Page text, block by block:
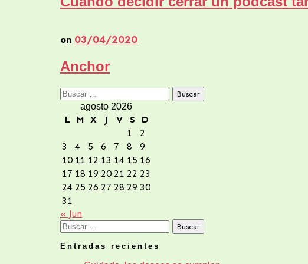
on 03/04/2020
Anchor
Buscar:
agosto 2026
L M X J V S
D
1
2
3
4 5 6 7 8
9
10 11 12 13 14 15 16
17 18 19 20 21 22 23
24 25 26 27 28 29 30
31
« Jun
Buscar:
Entradas recientes